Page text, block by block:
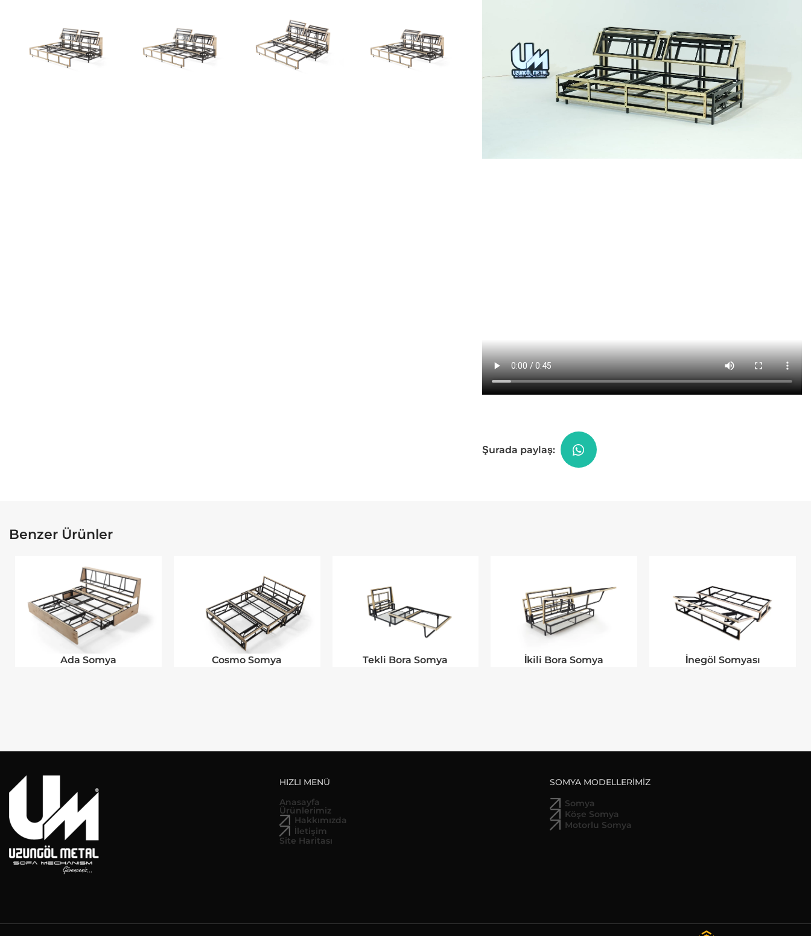
Şurada paylaş:
Benzer Ürünler
Ada Somya Cosmo Somya Tekli Bora Somya İkili Bora Somya İnegöl Somyası
HIZLI MENÜ
Anasayfa
Ürünlerimiz
Hakkımızda
İletişim
Site Haritası
SOMYA MODELLERİMİZ
Somya
Köşe Somya
Motorlu Somya